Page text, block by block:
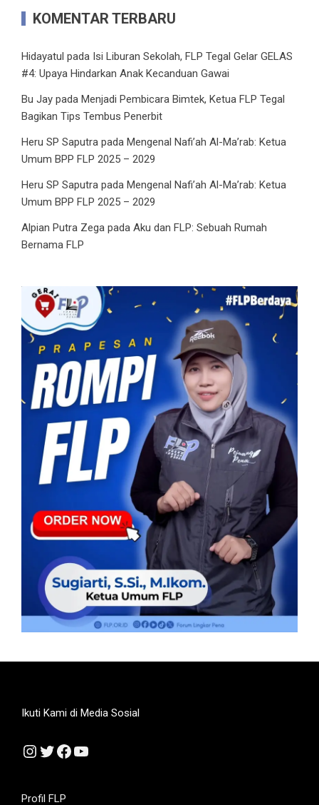
KOMENTAR TERBARU
Hidayatul pada Isi Liburan Sekolah, FLP Tegal Gelar GELAS
#4: Upaya Hindarkan Anak Kecanduan Gawai
Bu Jay pada Menjadi Pembicara Bimtek, Ketua FLP Tegal
Bagikan Tips Tembus Penerbit
Heru SP Saputra pada Mengenal Nafi’ah Al-Ma’rab: Ketua
Umum BPP FLP 2025 – 2029
Heru SP Saputra pada Mengenal Nafi’ah Al-Ma’rab: Ketua
Umum BPP FLP 2025 – 2029
Alpian Putra Zega pada Aku dan FLP: Sebuah Rumah
Bernama FLP
Ikuti Kami di Media Sosial
Instagram
Twitter
Facebook
YouTube
Profil FLP